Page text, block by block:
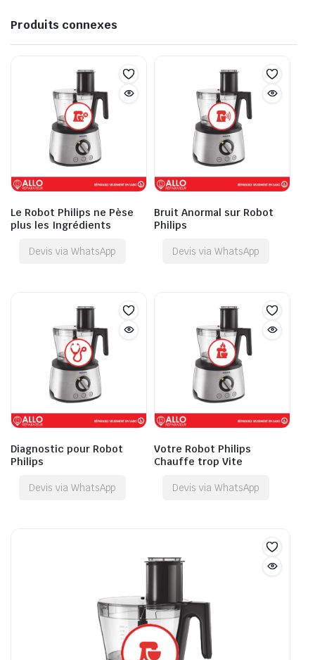
Produits connexes
Le Robot Philips ne Pèse
plus les Ingrédients
Devis via WhatsApp
Bruit Anormal sur Robot
Philips
Devis via WhatsApp
Diagnostic pour Robot
Philips
Devis via WhatsApp
Votre Robot Philips
Chauffe trop Vite
Devis via WhatsApp